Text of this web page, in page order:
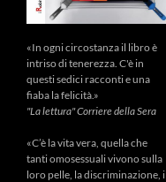
«In ogni circostanza il libro è
intriso di tenerezza. C'è in
questi sedici racconti e una
fiaba la felicità.»
"La lettura" Corriere della Sera
«C’è la vita vera, quella che
tanti omosessuali vivono sulla
loro pelle, la discriminazione, i